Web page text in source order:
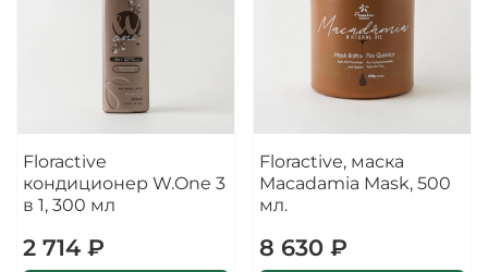
Floractive
кондиционер W.One 3
в 1, 300 мл
2 714 ₽
Floractive, маска
Macadamia Mask, 500
мл.
8 630 ₽